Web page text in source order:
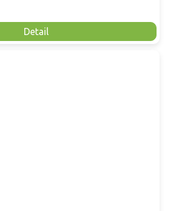
Detail